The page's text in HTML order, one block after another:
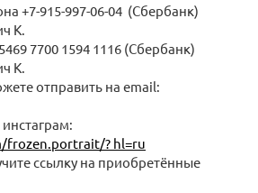
+7-915-997-06-04 (Сбербанк)
К.
7700 1594 1116 (Сбербанк)
К.
отправить на email:
frozen.portrait/? hl=ru
ссылку на приобретённые